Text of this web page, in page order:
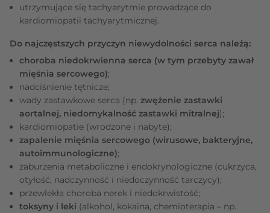
utrzymujące się tachyarytmie prowadzące do
kardiomiopatii tachyarytmicznej.
Do najczęstszych przyczyn niewydolności serca należą:
choroba niedokrwienna serca (w tym przebyty zawał
mięśnia sercowego);
nadciśnienie tętnicze;
wady zastawkowe serca (np. zwężenie zastawki
aortalnej, niedomykalność zastawki mitralnej);
kardiomiopatie (wrodzone i nabyte);
zapalenie mięśnia sercowego (wirusowe, bakteryjne,
autoimmunologiczne);
zaburzenia metaboliczne i endokrynologiczne (cukrzyca,
otyłość, nadczynność i niedoczynność tarczycy);
przewlekła choroba nerek i niedokrwistość;
toksyny i leki (alkohol, kokaina, chemioterapia – np.